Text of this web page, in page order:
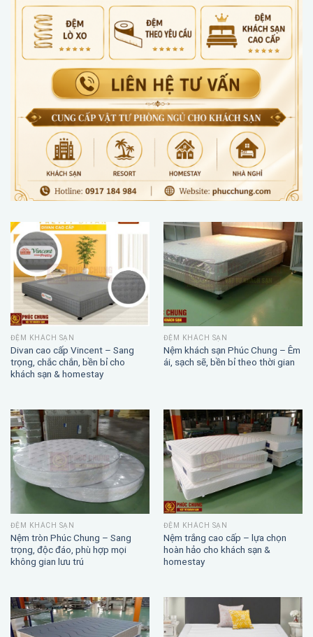
ĐỆM KHÁCH SẠN
Divan cao cấp Vincent – Sang
trọng, chắc chắn, bền bỉ cho
khách sạn & homestay
ĐỆM KHÁCH SẠN
Nệm khách sạn Phúc Chung – Êm
ái, sạch sẽ, bền bỉ theo thời gian
ĐỆM KHÁCH SẠN
Nệm tròn Phúc Chung – Sang
trọng, độc đáo, phù hợp mọi
không gian lưu trú
ĐỆM KHÁCH SẠN
Nệm trắng cao cấp – lựa chọn
hoàn hảo cho khách sạn &
homestay